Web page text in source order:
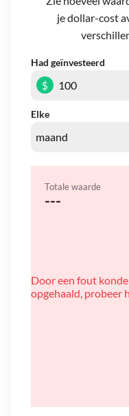
je dollar-cost
Had geïnvesteerd
Elke
$
Totale waarde
---
Door een fout
opgehaald, probeer